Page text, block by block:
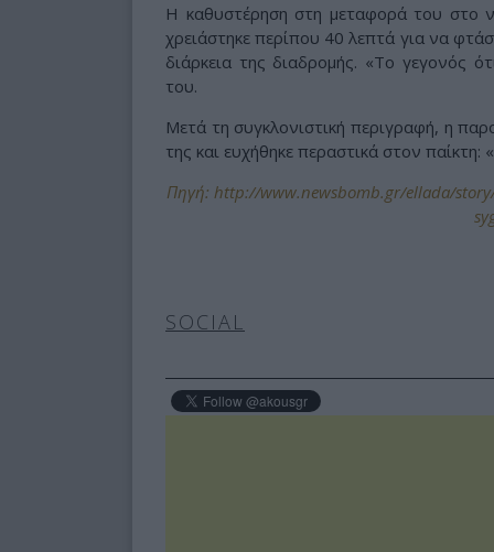
Η καθυστέρηση στη μεταφορά του στο
χρειάστηκε περίπου 40 λεπτά για να
διάρκεια της διαδρομής. «Το γεγονός
του.
Μετά τη συγκλονιστική περιγραφή, η
της και ευχήθηκε περαστικά στον
Πηγή: http://www.newsbomb.gr/ellada/
SOCIAL